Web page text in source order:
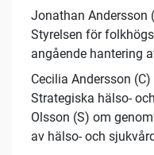
Jonathan Andersson
Styrelsen för
angående hantering
Cecilia Andersson
Strategiska hälso-
Olsson (S) om
av hälso- och